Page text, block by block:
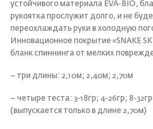
устойчивого материала EVA-BIO,
рукоятка прослужит долго, и не
переохлаждать руки в холодную
Инновационное покрытие «SNAKE
бланк спиннинга от мелких
– три длины: 2,10м; 2,40м; 2,70м
– четыре теста: 3-18гр; 4-26гр; 8-32гр
(выпускается только в длине 2,70м)